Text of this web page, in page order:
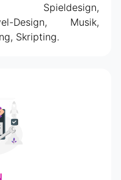
Spieldesign,
Design, Musik,
Skripting.